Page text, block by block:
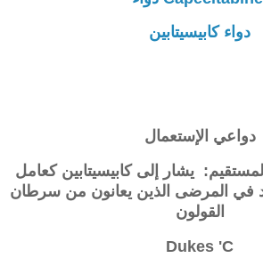
دواء كابيسيتابين
دواعي الإستعمال
يشار إلىكابيسيتابين كعامل
في المرضى الذين يعانون من سرطان
القولون